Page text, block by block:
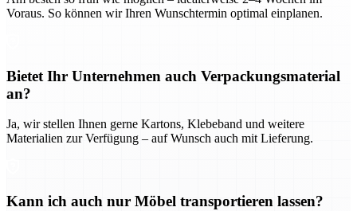
Voraus. So können wir Ihren Wunschtermin optimal einplanen.
Bietet Ihr Unternehmen auch Verpackungsmaterial
an?
Ja, wir stellen Ihnen gerne Kartons, Klebeband und weitere
Materialien zur Verfügung – auf Wunsch auch mit Lieferung.
Kann ich auch nur Möbel transportieren lassen?